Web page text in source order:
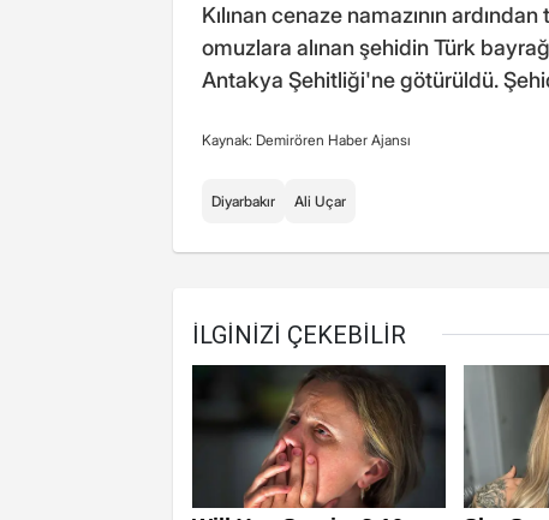
Kılınan cenaze namazının
omuzlara alınan şehidin Türk
Antakya Şehitliği'ne götürüldü.
Kaynak: Demirören Haber Ajansı
Diyarbakır Ali Uçar